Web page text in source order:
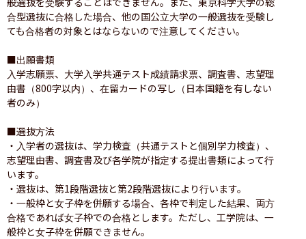
合型選抜に合格した場合、他の国公立大学の一般選抜を受験し
ても合格者の対象とはならないので注意してください。
■出願書類
入学志願票、大学入学共通テスト成績請求票、調査書、志望理
由書（800字以内）、在留カードの写し（日本国籍を有しない
者のみ）
■選抜方法
・入学者の選抜は、学力検査（共通テストと個別学力検査）、
志望理由書、調査書及び各学院が指定する提出書類によって行
います。
・選抜は、第1段階選抜と第2段階選抜により行います。
・一般枠と女子枠を併願する場合、各枠で判定した結果、両方
合格であれば女子枠での合格とします。ただし、工学院は、一
般枠と女子枠を併願できません。